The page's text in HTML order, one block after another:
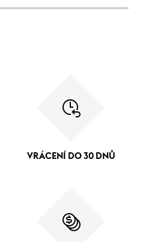
VRÁCENÍ DO 30 DNŮ